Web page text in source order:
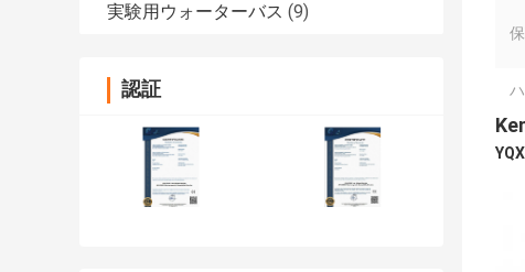
実験用ウォーターバス (9)
認証